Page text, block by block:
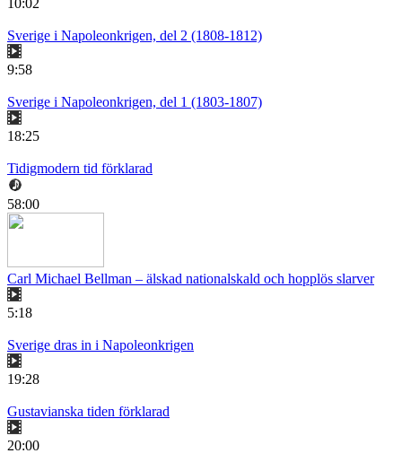
10:02
Sverige i Napoleonkrigen, del 2 (1808-1812)
9:58
Sverige i Napoleonkrigen, del 1 (1803-1807)
18:25
Tidigmodern tid förklarad
58:00
Carl Michael Bellman – älskad nationalskald och hopplös slarver
5:18
Sverige dras in i Napoleonkrigen
19:28
Gustavianska tiden förklarad
20:00